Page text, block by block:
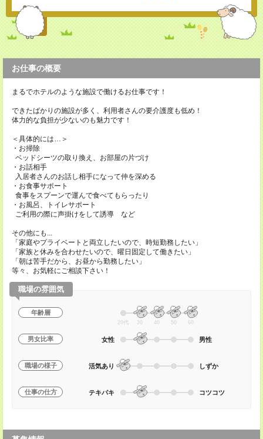
お仕事の概要
まるでホテルのような施設で働けるお仕事です！
できたばかりの施設が多く、利用者さんの要介護度も低め！
体力的な負担が少ないのも魅力です！
＜具体的には…＞
・お掃除
ベッドシーツの取り換え、お部屋の片づけ
・お話相手
入居者さんのお話し相手になって仲を深める
・お食事サポート
食事をスプーンで運んで食べてもらったり
・お風呂、トイレサポート
ご利用の際に声掛けをして誘導 など
その他にも...
「家庭やプライベートと両立したいので、時短勤務したい」
「家族と休みを合わせたいので、曜日固定して働きたい」
「朝は苦手だから、お昼から勤務したい」
等々、お気軽にご相談下さい！
職場の雰囲気
年齢層
20代 30 40 50 60
男女比率 女性 男性
職場の様子 活気あり しずか
仕事の仕方 テキパキ コツコツ